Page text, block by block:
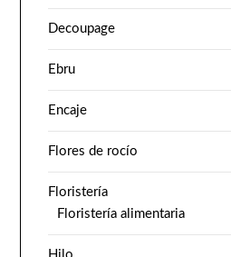
Decoupage
Ebru
Encaje
Flores de rocío
Floristería
Floristería alimentaria